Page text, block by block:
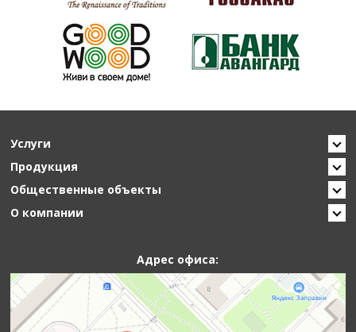
Услуги
Продукция
Общественные объекты
О компании
Адрес офиса: